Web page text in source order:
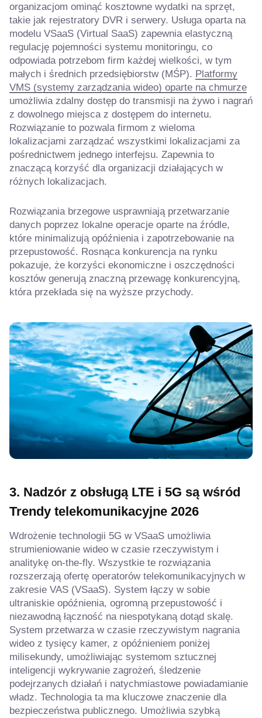
organizacjom ominąć kosztowne wydatki na sprzęt,
takie jak rejestratory DVR i serwery. Usługa oparta na
modelu VSaaS (Virtual SaaS) zapewnia elastyczną
regulację pojemności systemu monitoringu, co
odpowiada potrzebom firm każdej wielkości, w tym
małych i średnich przedsiębiorstw (MŚP). Platformy
VMS (systemy zarządzania wideo) oparte na chmurze
umożliwia zdalny dostęp do transmisji na żywo i nagrań
z dowolnego miejsca z dostępem do internetu.
Rozwiązanie to pozwala firmom z wieloma
lokalizacjami zarządzać wszystkimi lokalizacjami za
pośrednictwem jednego interfejsu. Zapewnia to
znaczącą korzyść dla organizacji działających w
różnych lokalizacjach.
Rozwiązania brzegowe usprawniają przetwarzanie
danych poprzez lokalne operacje oparte na źródle,
które minimalizują opóźnienia i zapotrzebowanie na
przepustowość. Rosnąca konkurencja na rynku
pokazuje, że korzyści ekonomiczne i oszczędności
kosztów generują znaczną przewagę konkurencyjną,
która przekłada się na wyższe przychody.
3. Nadzór z obsługą LTE i 5G są wśród
Trendy telekomunikacyjne 2026
Wdrożenie technologii 5G w VSaaS umożliwia
strumieniowanie wideo w czasie rzeczywistym i
analitykę on-the-fly. Wszystkie te rozwiązania
rozszerzają ofertę operatorów telekomunikacyjnych w
zakresie VAS (VSaaS). System łączy w sobie
ultraniskie opóźnienia, ogromną przepustowość i
niezawodną łączność na niespotykaną dotąd skalę.
System przetwarza w czasie rzeczywistym nagrania
wideo z tysięcy kamer, z opóźnieniem poniżej
milisekundy, umożliwiając systemom sztucznej
inteligencji wykrywanie zagrożeń, śledzenie
podejrzanych działań i natychmiastowe powiadamianie
władz. Technologia ta ma kluczowe znaczenie dla
bezpieczeństwa publicznego. Umożliwia szybką